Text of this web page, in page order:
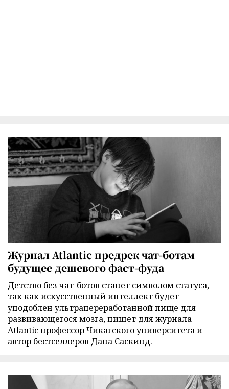
Журнал Atlantic предрек чат-ботам
будущее дешевого фаст-фуда
Детство без чат-ботов станет символом статуса,
так как искусственный интеллект будет
уподоблен ультрапереработанной пище для
развивающегося мозга, пишет для журнала
Atlantic профессор Чикагского университета и
автор бестселлеров Дана Саскинд.